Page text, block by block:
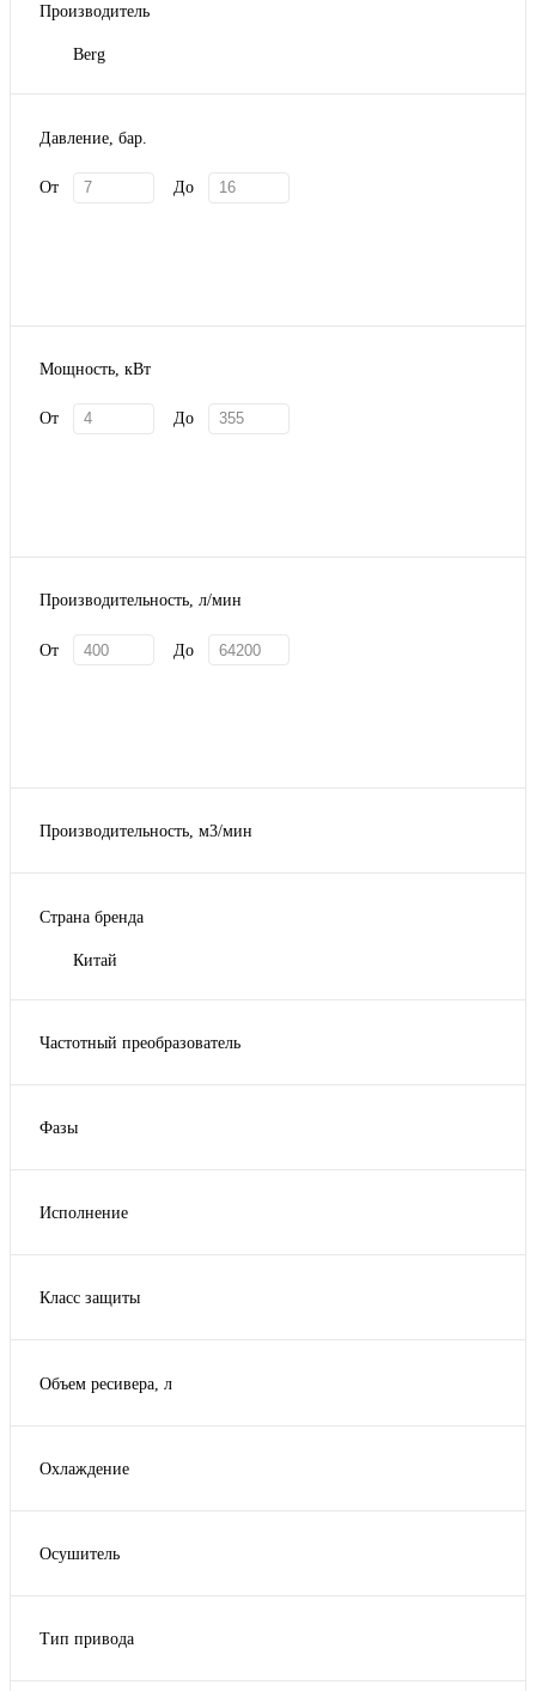
Производитель
Berg
Давление, бар.
От До
Мощность, кВт
От До
Производительность, л/мин
От До
Производительность, м3/мин
Страна бренда
Китай
Частотный преобразователь
Фазы
Исполнение
Базовое, на ресивере с осушителем
на ресивере
Класс защиты
Объем ресивера, л
Охлаждение
Осушитель
Тип привода